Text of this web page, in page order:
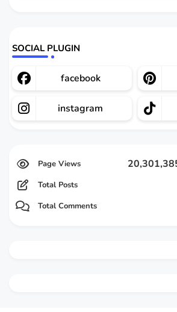
SOCIAL PLUGIN
facebook
instagram
Total Posts
Total Comments